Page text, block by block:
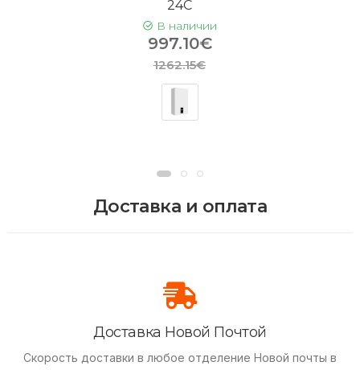
24C
В наличии
997.10€
1262.15€
Доставка и оплата
Доставка Новой Почтой
Скорость доставки в любое отделение Новой почты в